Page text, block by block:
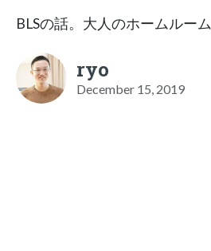
BLSの話。大人のホームルーム
ryo
December 15, 2019